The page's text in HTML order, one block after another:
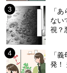
「
ない
視？
「
発！